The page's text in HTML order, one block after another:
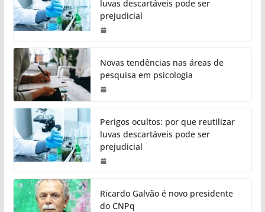
luvas descartáveis pode ser
prejudicial
Novas tendências nas áreas de
pesquisa em psicologia
Perigos ocultos: por que reutilizar
luvas descartáveis pode ser
prejudicial
Ricardo Galvão é novo presidente
do CNPq